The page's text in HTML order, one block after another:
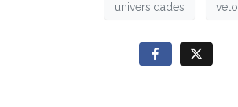
universidades veto